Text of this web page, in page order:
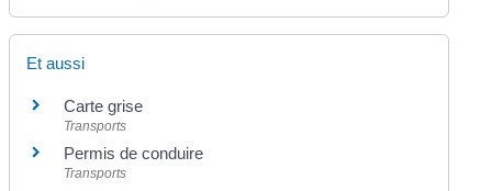
Et aussi
Carte grise
Transports
Permis de conduire
Transports